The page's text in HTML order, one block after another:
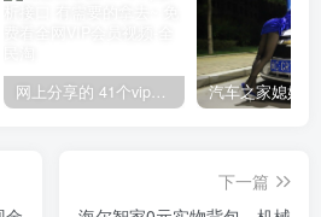
网上分享的 41个vip解析接口 有需要的拿去~ 免费看全网VIP会员视频
下一篇